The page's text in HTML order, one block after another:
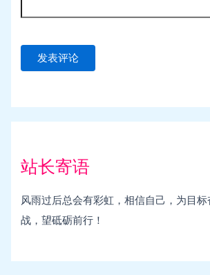
站长寄语
风雨过后总会有彩虹，相信自己，为目
战，望砥砺前行！